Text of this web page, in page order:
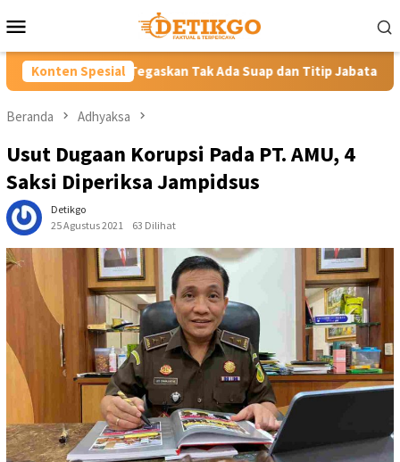
ke
Mobile
Konten Spesial
Tak Ada Suap dan Titip Jabatan Gubernur YSK
Beranda Adhyaksa
Usut Dugaan Korupsi Pada PT. AMU, 4
Saksi Diperiksa Jampidsus
Detikgo
25 Agustus 2021
63 Dilihat